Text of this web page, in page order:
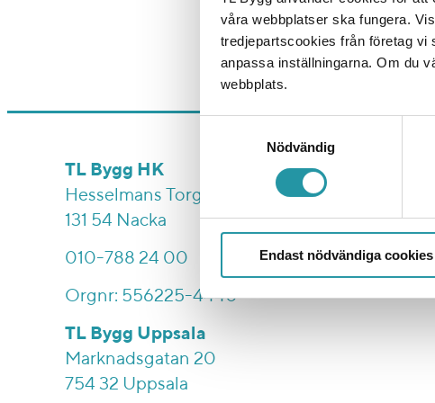
våra webbplatser ska fungera.
tredjepartscookies från företag vi
anpassa inställningarna. Om du
webbplats.
Nödvändig
Endast nödvändiga cookies
På riktigt alltså! Vi har
gärna vår
startsida eller
redan vet, att vi är en
TL Bygg HK
Hesselmans Torg 5
131 54 Nacka
010-788 24 00
Orgnr: 556225-4440
TL Bygg Uppsala
Marknadsgatan 20
754 32 Uppsala
Eftermarknad